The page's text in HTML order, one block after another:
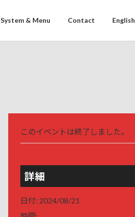
System & Menu Contact English
このイベントは終了しました。
詳細
日付: 2024/08/21